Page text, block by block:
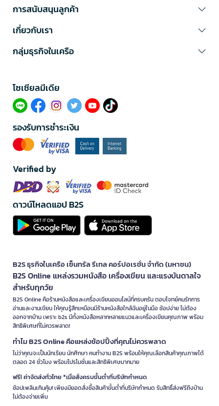
การสนับสนุนลูกค้า
เกี่ยวกับเรา
กลุ่มธุรกิจในเครือ
โซเซียลมีเดีย​
รองรับการชำระเงิน
Verified by
ดาวน์โหลดแอป B2S
B2S ธุรกิจในเครือ เซ็นทรัล รีเทล คอร์ปอเรชั่น จำกัด (มหาชน)
B2S Online แหล่งรวมหนังสือ เครื่องเขียน และแรงบันดาลใจ
สำหรับทุกวัย
B2S Online คือร้านหนังสือและเครื่องเขียนออนไลน์ที่ครบครัน ตอบโจทย์คนรักการ
อ่านและงานเขียน ให้คุณรู้สึกเหมือนมีร้านหนังสือใกล้ฉันอยู่ในมือ ช้อปง่าย ไม่ต้อง
ออกจากบ้าน เพราะ b2s มีทั้งหนังสือหลากหลายแนวและเครื่องเขียนคุณภาพ พร้อม
สิทธิพิเศษที่ไม่ควรพลาด!
ทำไม B2S Online คือแหล่งช้อปปิ้งที่คุณไม่ควรพลาด
ไม่ว่าคุณจะเป็นนักเรียน นักศึกษา คนทำงาน B2S พร้อมให้คุณเลือกสินค้าคุณภาพได้
ตลอด 24 ชั่วโมง พร้อมโปรโมชั่นและสิทธิพิเศษมากมาย
ฟรี! ค่าจัดส่งทั่วไทย *เมื่อสั่งครบขั้นต่ำที่บริษัทกำหนด
ช้อปเพลินเกินคุ้ม! เพียงมียอดสั่งซื้อสินค้าขั้นต่ำที่บริษัทกำหนด รับสิทธิ์ส่งฟรีถึงบ้าน
ไม่ต้องจ่ายเพิ่ม